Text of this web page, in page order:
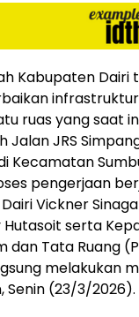
Kabupaten Dairi
infrastruktur
ruas yang saat
Jalan JRS
Kecamatan
pengerjaan
Vickner
serta
dan Tata Ruang
melakukan
Senin (23/3/2026).